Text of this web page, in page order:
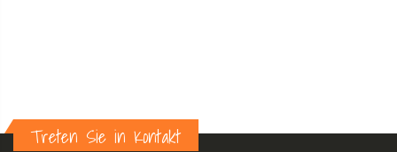
Treten Sie in Kontakt